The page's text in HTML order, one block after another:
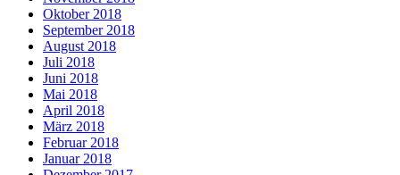
Oktober 2018
September 2018
August 2018
Juli 2018
Juni 2018
Mai 2018
April 2018
März 2018
Februar 2018
Januar 2018